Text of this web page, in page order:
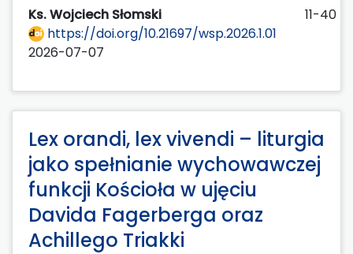
Ks. Wojciech Słomski
11-40
https://doi.org/10.21697/wsp.2026.1.01
2026-07-07
Lex orandi, lex vivendi – liturgia
jako spełnianie wychowawczej
funkcji Kościoła w ujęciu
Davida Fagerberga oraz
Achillego Triakki